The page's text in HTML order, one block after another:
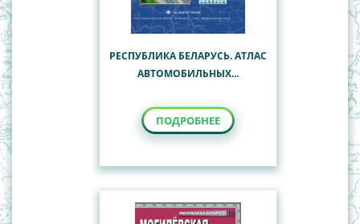
РЕСПУБЛИКА БЕЛАРУСЬ. АТЛАС
АВТОМОБИЛЬНЫХ...
ПОДРОБНЕЕ